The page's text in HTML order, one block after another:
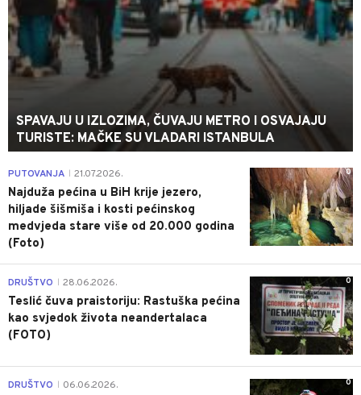
SPAVAJU U IZLOZIMA, ČUVAJU METRO I OSVAJAJU
TURISTE: MAČKE SU VLADARI ISTANBULA
0
PUTOVANJA 21.07.2026.
Najduža pećina u BiH krije jezero,
hiljade šišmiša i kosti pećinskog
medvjeda stare više od 20.000 godina
(Foto)
0
DRUŠTVO 28.06.2026.
Teslić čuva praistoriju: Rastuška pećina
kao svjedok života neandertalaca
(FOTO)
0
DRUŠTVO 06.06.2026.